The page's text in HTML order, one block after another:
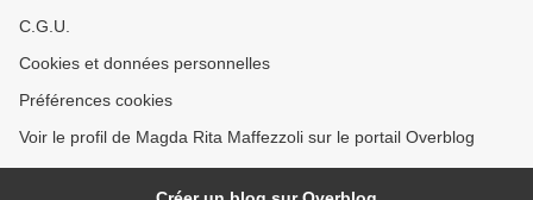
C.G.U.
Cookies et données personnelles
Préférences cookies
Voir le profil de Magda Rita Maffezzoli sur le portail Overblog